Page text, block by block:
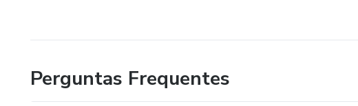
Perguntas Frequentes